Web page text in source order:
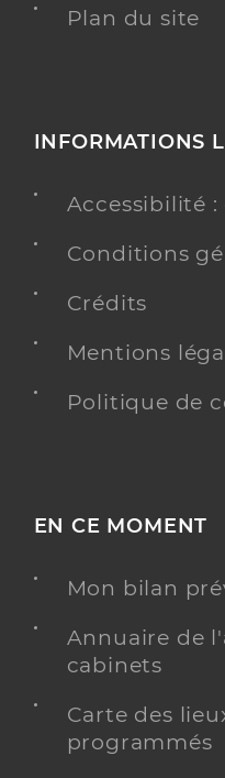
Plan du site
INFORMATIONS
Accessibilité
Conditions
Crédits
Mentions
Politique de
EN CE MOMENT
Mon bilan
Annuaire de
cabinets
Carte des
programmés